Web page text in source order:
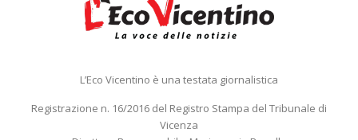
L’Eco Vicentino è una testata giornalistica
Registrazione n. 16/2016 del Registro Stampa del Tribunale di
Vicenza